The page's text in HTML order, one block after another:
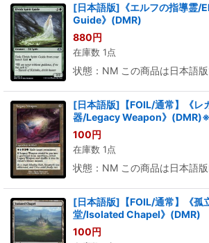
[日本語版]《エルフの指導霊/
Guide》(DMR)
880円
在庫数 1点
状態：NM この商品は日本語版
[日本語版]【FOIL/通常】《レ
器/Legacy Weapon》
100円
在庫数 1点
状態：NM この商品は日本語版
[日本語版]【FOIL/通常】《孤
堂/Isolated Chapel》(DMR)
100円